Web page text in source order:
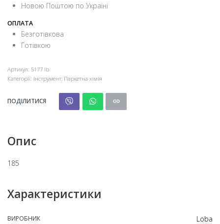
Новою Поштою по Україні
ОПЛАТА
Безготівкова
Готівкою
Артикул: 5177 lb
Категорії: Iнструмент, Паркетна хімія
ПОДІЛИТИСЯ
Опис
185
Характеристики
ВИРОБНИК Loba